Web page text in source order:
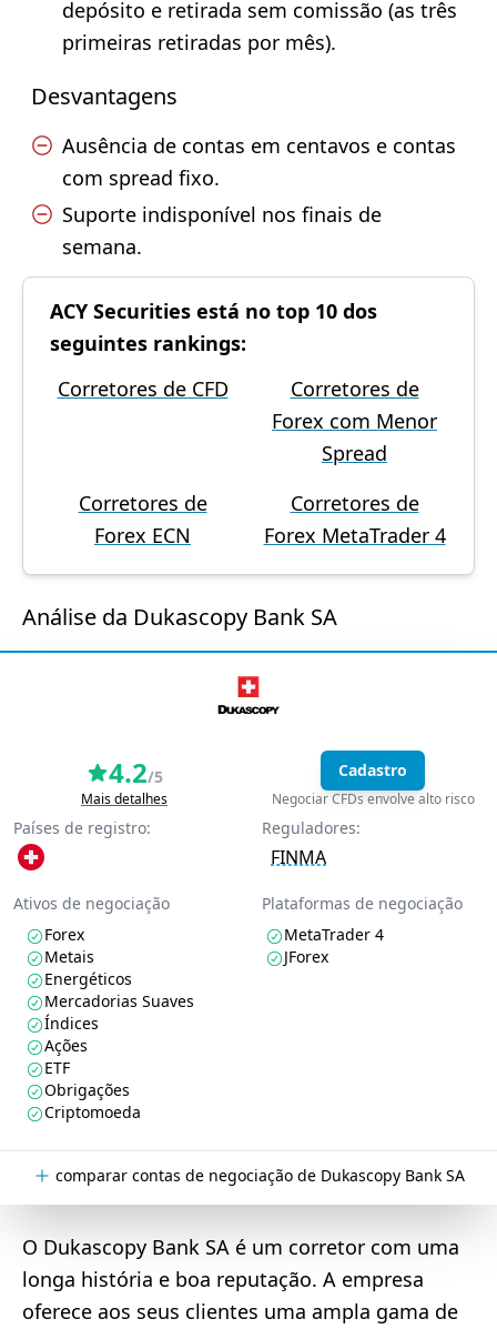
depósito e retirada sem comissão (as três
primeiras retiradas por mês).
Desvantagens
Ausência de contas em centavos e contas
com spread fixo.
Suporte indisponível nos finais de
semana.
ACY Securities está no top 10 dos
seguintes rankings:
Corretores de CFD
Corretores de
Forex com Menor
Spread
Corretores de
Forex ECN
Corretores de
Forex MetaTrader 4
Análise da Dukascopy Bank SA
4.2/5
Mais detalhes
Cadastro
Negociar CFDs envolve alto risco
Países de registro: Reguladores:
FINMA
Ativos de negociação
Forex
Metais
Energéticos
Mercadorias Suaves
Índices
Ações
ETF
Obrigações
Criptomoeda
Plataformas de negociação
MetaTrader 4
JForex
comparar contas de negociação de Dukascopy Bank SA
O Dukascopy Bank SA é um corretor com uma
longa história e boa reputação. A empresa
oferece aos seus clientes uma ampla gama de